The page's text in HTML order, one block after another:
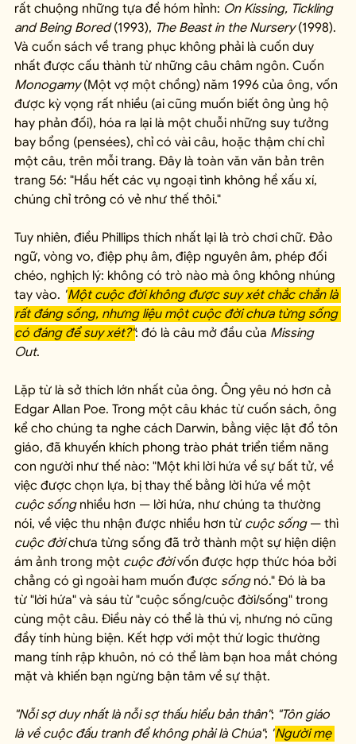
rất chuộng những tựa đề hóm hỉnh: On Kissing, Tickling
and Being Bored (1993), The Beast in the Nursery (1998).
Và cuốn sách về trang phục không phải là cuốn duy
nhất được cấu thành từ những câu châm ngôn. Cuốn
Monogamy (Một vợ một chồng) năm 1996 của ông, vốn
được kỳ vọng rất nhiều (ai cũng muốn biết ông ủng hộ
hay phản đối), hóa ra lại là một chuỗi những suy tưởng
bay bổng (pensées), chỉ có vài câu, hoặc thậm chí chỉ
một câu, trên mỗi trang. Đây là toàn văn văn bản trên
trang 56: "Hầu hết các vụ ngoại tình không hề xấu xí,
chúng chỉ trông có vẻ như thế thôi."
Tuy nhiên, điều Phillips thích nhất lại là trò chơi chữ. Đảo
ngữ, vòng vo, điệp phụ âm, điệp nguyên âm, phép đối
chéo, nghịch lý: không có trò nào mà ông không nhúng
tay vào. "Một cuộc đời không được suy xét chắc chắn là
rất đáng sống, nhưng liệu một cuộc đời chưa từng sống
có đáng để suy xét?": đó là câu mở đầu của Missing
Out.
Lặp từ là sở thích lớn nhất của ông. Ông yêu nó hơn cả
Edgar Allan Poe. Trong một câu khác từ cuốn sách, ông
kể cho chúng ta nghe cách Darwin, bằng việc lật đổ tôn
giáo, đã khuyến khích phong trào phát triển tiềm năng
con người như thế nào: "Một khi lời hứa về sự bất tử, về
việc được chọn lựa, bị thay thế bằng lời hứa về một
cuộc sống nhiều hơn — lời hứa, như chúng ta thường
nói, về việc thu nhận được nhiều hơn từ cuộc sống — thì
cuộc đời chưa từng sống đã trở thành một sự hiện diện
ám ảnh trong một cuộc đời vốn được hợp thức hóa bởi
chẳng có gì ngoài ham muốn được sống nó." Đó là ba
từ "lời hứa" và sáu từ "cuộc sống/cuộc đời/sống" trong
cùng một câu. Điều này có thể là thú vị, nhưng nó cũng
đầy tính hùng biện. Kết hợp với một thứ logic thường
mang tính rập khuôn, nó có thể làm bạn hoa mắt chóng
mặt và khiến bạn ngừng bận tâm về sự thật.
"Nỗi sợ duy nhất là nỗi sợ thấu hiểu bản thân"; "Tôn giáo
là về cuộc đấu tranh để không phải là Chúa"; "Người mẹ